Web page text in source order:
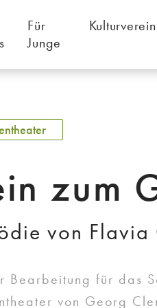
Für
Junge
zum
von Flavia
Bearbeitung für das
von Georg